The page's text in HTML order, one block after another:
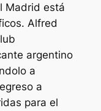
Madrid está
Alfred
argentino
a
a
para el